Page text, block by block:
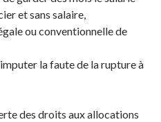
et sans salaire,
ou conventionnelle de
la faute de la rupture à
des droits aux allocations